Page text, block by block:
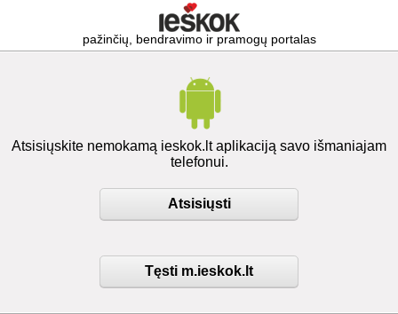
pažinčių, bendravimo ir pramogų portalas
Atsisiųskite nemokamą ieskok.lt aplikaciją savo išmaniajam
telefonui.
Atsisiųsti
Tęsti m.ieskok.lt